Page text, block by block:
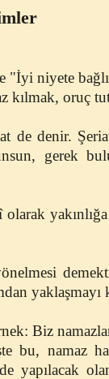
niyete bağlı
kılmak, oruç
denir.
gerek
yaklaşmayı
Biz
bu, namaz
yapılacak